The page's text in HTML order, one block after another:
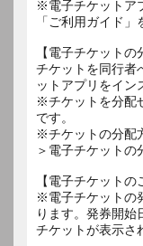
※電子チケットア
「ご利用ガイド」
【電子チケットの
チケットを同行者
ットアプリをイン
※チケットを分配
です。
※チケットの分配
＞電子チケットの
【電子チケットの
※電子チケットの
ります。発券開始
チケットが表示さ